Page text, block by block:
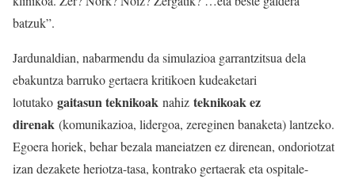
batzuk”.
Jardunaldian, nabarmendu da simulazioa garrantzitsua dela
ebakuntza barruko gertaera kritikoen kudeaketari
lotutako gaitasun teknikoak nahiz teknikoak ez
direnak (komunikazioa, lidergoa, zereginen banaketa) lantzeko.
Egoera horiek, behar bezala maneiatzen ez direnean, ondoriotzat
izan dezakete heriotza-tasa, kontrako gertaerak eta ospitale-